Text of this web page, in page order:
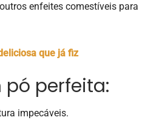
enfeites comestíveis para
que já fiz
perfeita:
impecáveis.